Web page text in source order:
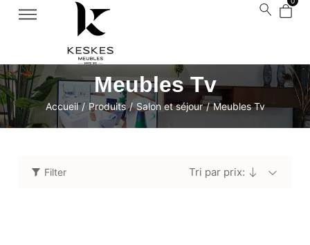
Meubles Tv
Accueil / Produits / Salon et séjour / Meubles Tv
Filter Tri par prix: